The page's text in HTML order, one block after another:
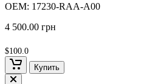
OEM: 17230-RAA-A00
4 500.00 грн
$100.0
Купить